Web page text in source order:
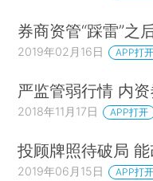
券商资管“踩雷”之
2019年02月16日 APP打开
严监管弱行情 内
2018年11月17日 APP打开
投顾牌照待破局
2019年06月15日 APP打开